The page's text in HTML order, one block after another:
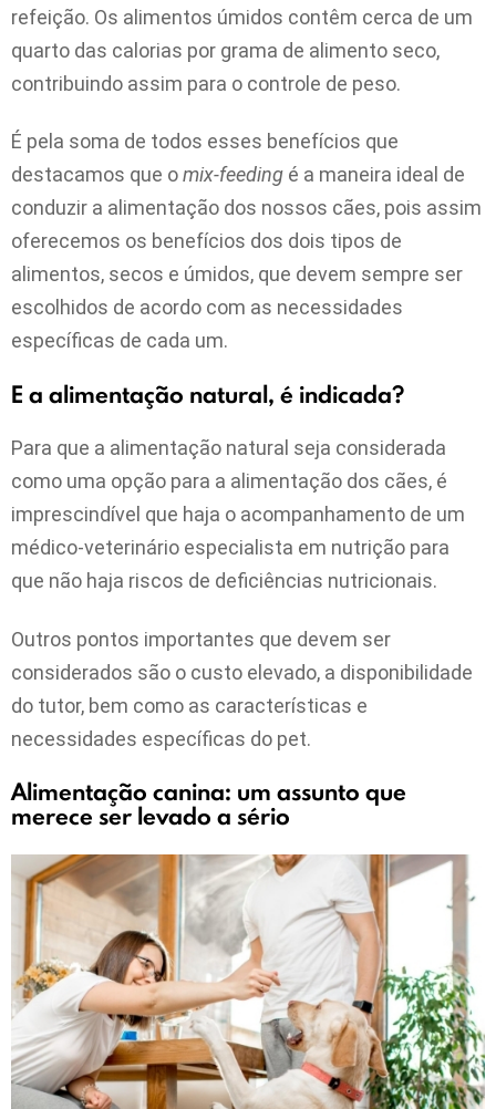
refeição. Os alimentos úmidos contêm cerca de um
quarto das calorias por grama de alimento seco,
contribuindo assim para o controle de peso.
É pela soma de todos esses benefícios que
destacamos que omix-feeding é a maneira ideal de
conduzir a alimentação dos nossos cães, pois assim
oferecemos os benefícios dos dois tipos de
alimentos, secos e úmidos, que devem sempre ser
escolhidos de acordo com as necessidades
específicas de cada um.
E a alimentação natural, é indicada?
Para que a alimentação natural seja considerada
como uma opção para a alimentação dos cães, é
imprescindível que haja o acompanhamento de um
médico-veterinário especialista em nutrição para
que não haja riscos de deficiências nutricionais.
Outros pontos importantes que devem ser
considerados são o custo elevado, a disponibilidade
do tutor, bem como as características e
necessidades específicas do pet.
Alimentação canina: um assunto que
merece ser levado a sério